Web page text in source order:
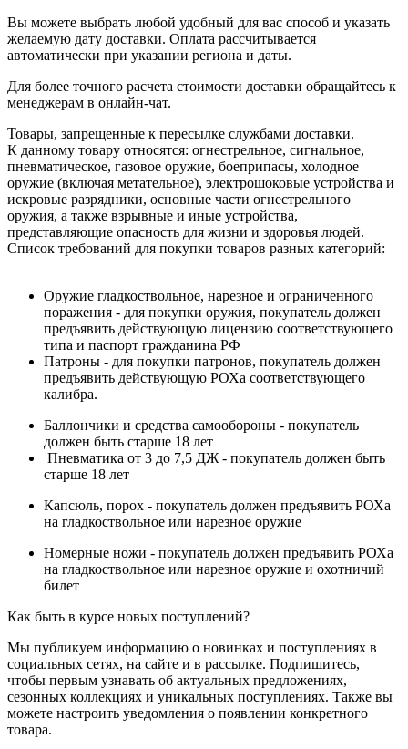
Вы можете выбрать любой удобный для вас способ и указать
желаемую дату доставки. Оплата рассчитывается
автоматически при указании региона и даты.
Для более точного расчета стоимости доставки обращайтесь к
менеджерам в онлайн-чат.
Товары, запрещенные к пересылке службами доставки.
К данному товару относятся: огнестрельное, сигнальное,
пневматическое, газовое оружие, боеприпасы, холодное
оружие (включая метательное), электрошоковые устройства и
искровые разрядники, основные части огнестрельного
оружия, а также взрывные и иные устройства,
представляющие опасность для жизни и здоровья людей.
Список требований для покупки товаров разных категорий:
Оружие гладкоствольное, нарезное и ограниченного
поражения - для покупки оружия, покупатель должен
предъявить действующую лицензию соответствующего
типа и паспорт гражданина РФ
Патроны - для покупки патронов, покупатель должен
предъявить действующую РОХа соответствующего
калибра.
Баллончики и средства самообороны - покупатель
должен быть старше 18 лет
Пневматика от 3 до 7,5 ДЖ - покупатель должен быть
старше 18 лет
Капсюль, порох - покупатель должен предъявить РОХа
на гладкоствольное или нарезное оружие
Номерные ножи - покупатель должен предъявить РОХа
на гладкоствольное или нарезное оружие и охотничий
билет
Как быть в курсе новых поступлений?
Мы публикуем информацию о новинках и поступлениях в
социальных сетях, на сайте и в рассылке. Подпишитесь,
чтобы первым узнавать об актуальных предложениях,
сезонных коллекциях и уникальных поступлениях. Также вы
можете настроить уведомления о появлении конкретного
товара.